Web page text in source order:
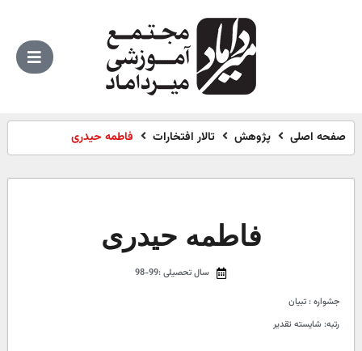
صفحه اصلی پژوهش تالار افتخارات فاطمه حیدری
فاطمه حیدری
سال تحصیلی :99-98
جشواره : تبیان
رتبه: شایسته تقدیر